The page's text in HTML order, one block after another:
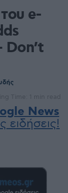
e-
Don’t
Time: 1 min read
News
ειδήσεις!